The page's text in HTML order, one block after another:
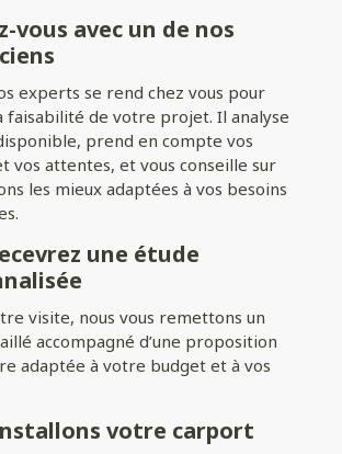
adaptée à vos
indépendant, parfait pour créer un
de votre habitation, ou un modèle
d’une extension élégante et
maison ou de votre garage.
options de
carport jusque dans les moindres détails !
large choix de coloris, ajoutez un éclairage
des parois latérales pour plus de
espace unique, qui répond à toutes vos
vous avec un de nos
experts se rend chez vous pour
faisabilité de votre projet. Il analyse
prend en compte vos
vos attentes, et vous conseille sur
les mieux adaptées à vos besoins
une étude
visite, nous vous remettons un
accompagné d’une proposition
adaptée à votre budget et à vos
votre carport